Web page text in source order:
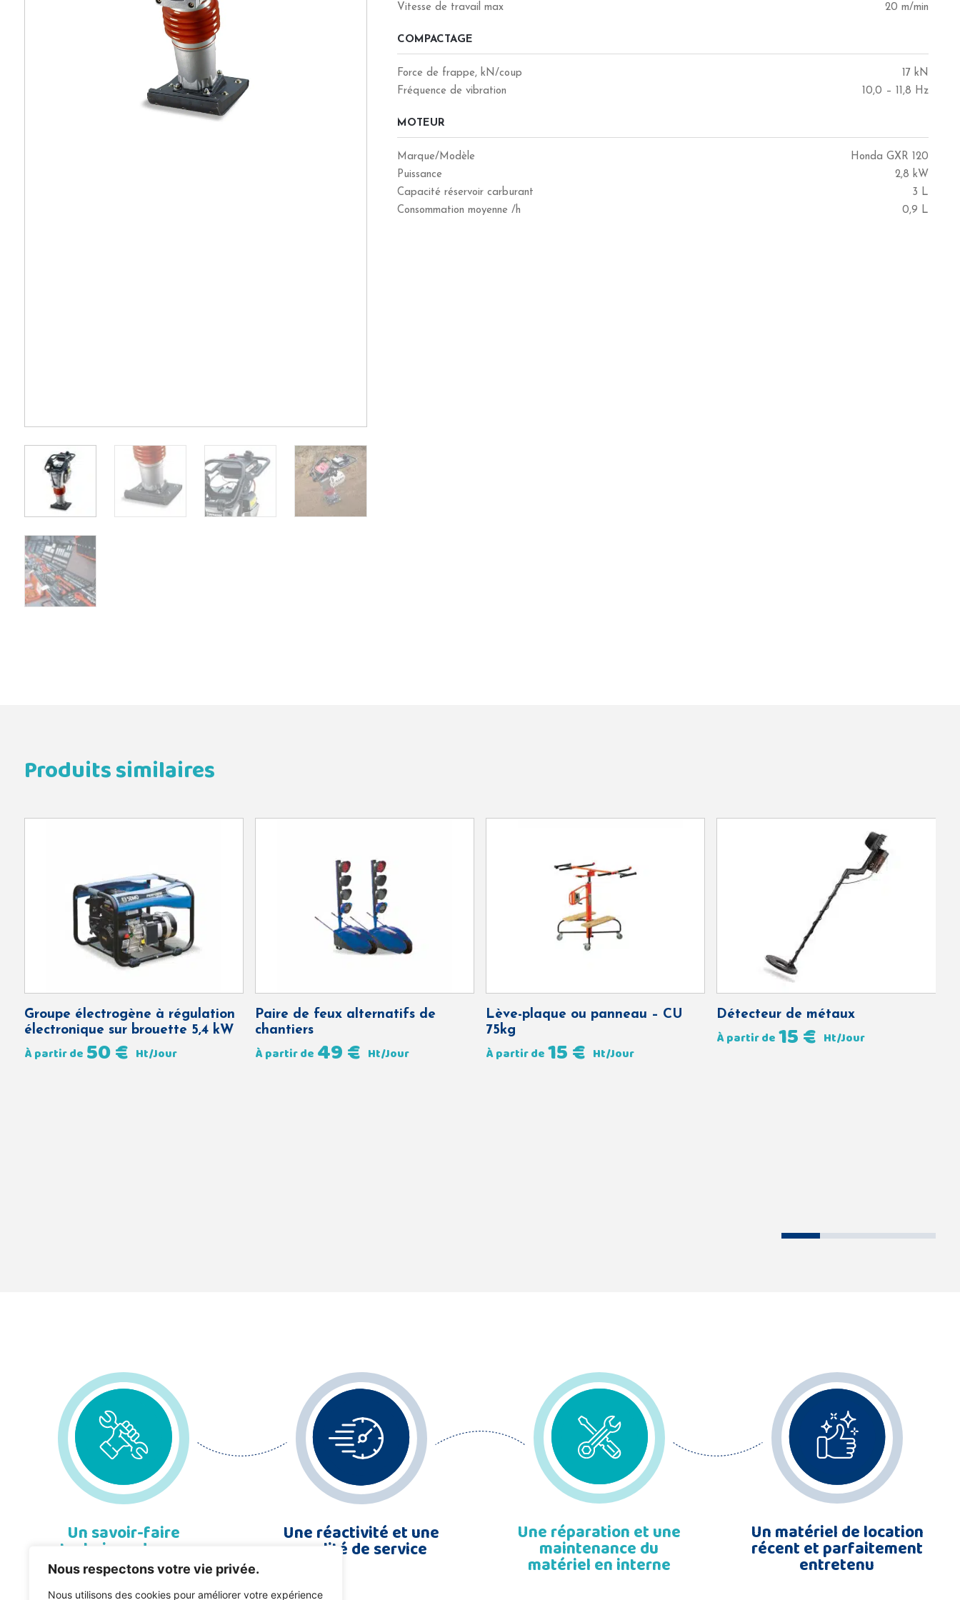
Nous respectons votre vie privée.
Nous utilisons des cookies pour améliorer votre expérience
Vitesse de travail max
20 m/min
COMPACTAGE
Force de frappe, kN/coup
17 kN
Fréquence de vibration
10,0 – 11,8 Hz
MOTEUR
Marque/Modèle
Honda GXR 120
Puissance
2,8 kW
Capacité réservoir carburant
3 L
Consommation moyenne /h
0,9 L
Produits similaires
Groupe électrogène à régulation
électronique sur brouette 5,4 kW
À partir de 50€ Ht/Jour
Paire de feux alternatifs de
chantiers
À partir de 49€ Ht/Jour
Lève-plaque ou panneau – CU
75kg
À partir de15€ Ht/Jour
Détecteur de métaux
À partir de 15€ Ht/Jour
Un savoir-faire
technique de nos
équipes
Une réactivité et une
qualité de service
Une réparation et une
maintenance du
matériel en interne
Un matériel de location
récent et parfaitement
entretenu